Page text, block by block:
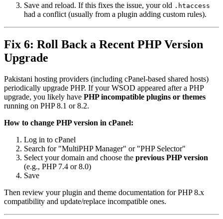
Save and reload. If this fixes the issue, your old .htaccess
had a conflict (usually from a plugin adding custom rules).
Fix 6: Roll Back a Recent PHP Version
Upgrade
Pakistani hosting providers (including cPanel-based shared hosts)
periodically upgrade PHP. If your WSOD appeared after a PHP
upgrade, you likely have PHP incompatible plugins or themes
running on PHP 8.1 or 8.2.
How to change PHP version in cPanel:
Log in to cPanel
Search for "MultiPHP Manager" or "PHP Selector"
Select your domain and choose the previous PHP version
(e.g., PHP 7.4 or 8.0)
Save
Then review your plugin and theme documentation for PHP 8.x
compatibility and update/replace incompatible ones.